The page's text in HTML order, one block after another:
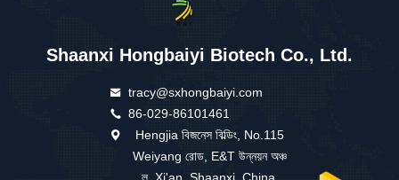
Shaanxi Hongbaiyi Biotech Co., Ltd.
tracy@sxhongbaiyi.com
86-029-86101461
Hengjia বিজনেস বিল্ডিং, No.115
Weiyang রোড, E&T উন্নয়ন অঞ্চ
ল, Xi'an, Shaanxi, China.